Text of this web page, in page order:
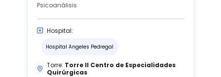
Psicoanálisis
Hospital:
Hospital Angeles Pedregal
Torre: Torre II Centro de Especialidades
Quirúrgicas